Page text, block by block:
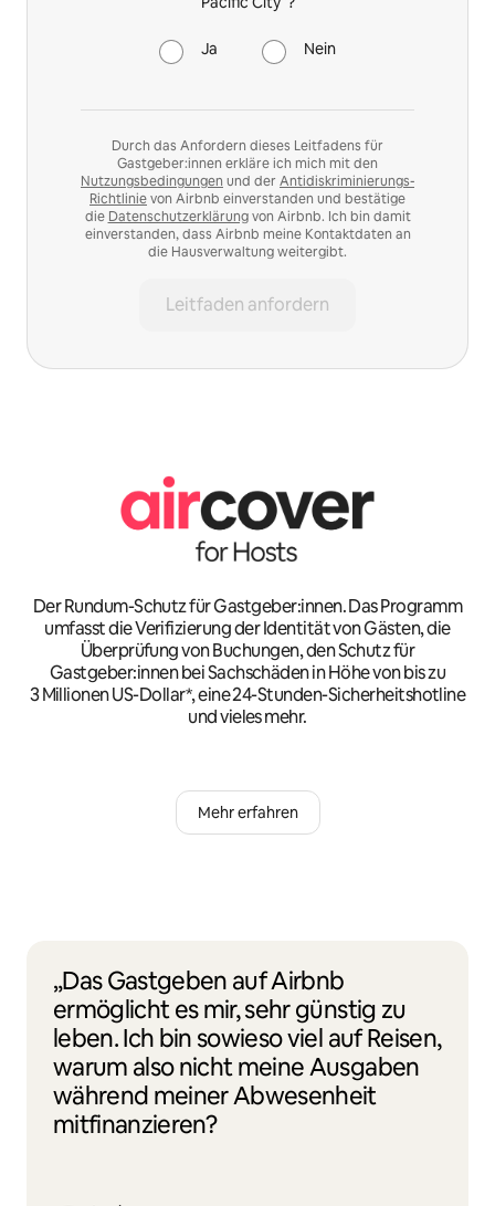
Ja Nein
Durch das Anfordern dieses Leitfadens für
Gastgeber:innen erkläre ich mich mit den
Nutzungsbedingungen und der Antidiskriminierungs-
Richtlinievon Airbnb einverstanden und bestätige
die Datenschutzerklärungvon Airbnb. Ich bin damit
einverstanden, dass Airbnb meine Kontaktdaten an
die Hausverwaltung weitergibt.
Leitfaden anfordern
Der Rundum-Schutz für Gastgeber:innen. Das Programm
umfasst die Verifizierung der Identität von Gästen, die
Überprüfung von Buchungen, den Schutz für
Gastgeber:innen bei Sachschäden in Höhe von bis zu
3 Millionen US-Dollar*, eine 24-Stunden-Sicherheitshotline
und vieles mehr.
Mehr erfahren
„Das Gastgeben auf Airbnb
ermöglicht es mir, sehr günstig zu
leben. Ich bin sowieso viel auf Reisen,
warum also nicht meine Ausgaben
während meiner Abwesenheit
mitfinanzieren?